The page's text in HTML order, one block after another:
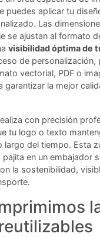
puedes aplicar tu
Las
se ajustan al formato
visibilidad óptima de
de personalización,
vectorial, PDF o
garantizar la mejor
con precisión
tu logo o texto
largo del tiempo. Esta
en un embajador
la sostenibilidad,